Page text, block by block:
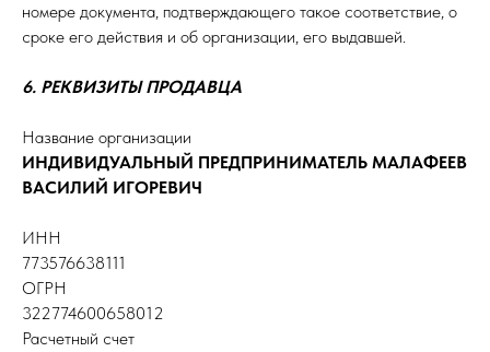
номере документа, подтверждающего такое соответствие, о
сроке его действия и об организации, его выдавшей.
6. РЕКВИЗИТЫ ПРОДАВЦА
Название организации
ИНДИВИДУАЛЬНЫЙ ПРЕДПРИНИМАТЕЛЬ МАЛАФЕЕВ
ВАСИЛИЙ ИГОРЕВИЧ
ИНН
773576638111
ОГРН
322774600658012
Расчетный счет